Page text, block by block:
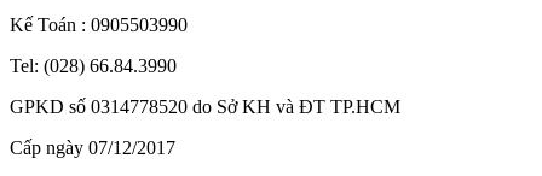
Kế Toán : 0905503990
Tel: (028) 66.84.3990
GPKD số 0314778520 do Sở KH và ĐT TP.HCM
Cấp ngày 07/12/2017